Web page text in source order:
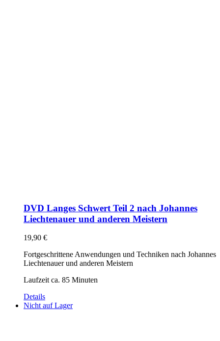
DVD Langes Schwert Teil 2 nach Johannes
Liechtenauer und anderen Meistern
19,90 €
Fortgeschrittene Anwendungen und Techniken nach Johannes
Liechtenauer und anderen Meistern
Laufzeit ca. 85 Minuten
Details
Nicht auf Lager